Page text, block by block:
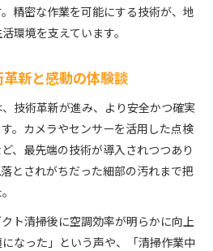
精密な作業を可能にする技術が、地
環境を支えています。
新と感動の体験談
技術革新が進み、より安全かつ確実
。カメラやセンサーを活用した点検
、最先端の技術が導入されつつあり
とされがちだった細部の汚れまで把
ト清掃後に空調効率が明らかに向上
なった」という声や、「清掃作業中